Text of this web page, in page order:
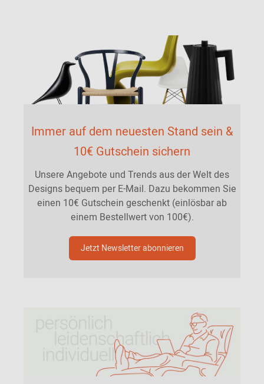
Immer auf dem neuesten Stand sein &
10€ Gutschein sichern
Unsere Angebote und Trends aus der Welt des
Designs bequem per E-Mail. Dazu bekommen Sie
einen 10€ Gutschein geschenkt (einlösbar ab
einem Bestellwert von 100€).
Jetzt Newsletter abonnieren